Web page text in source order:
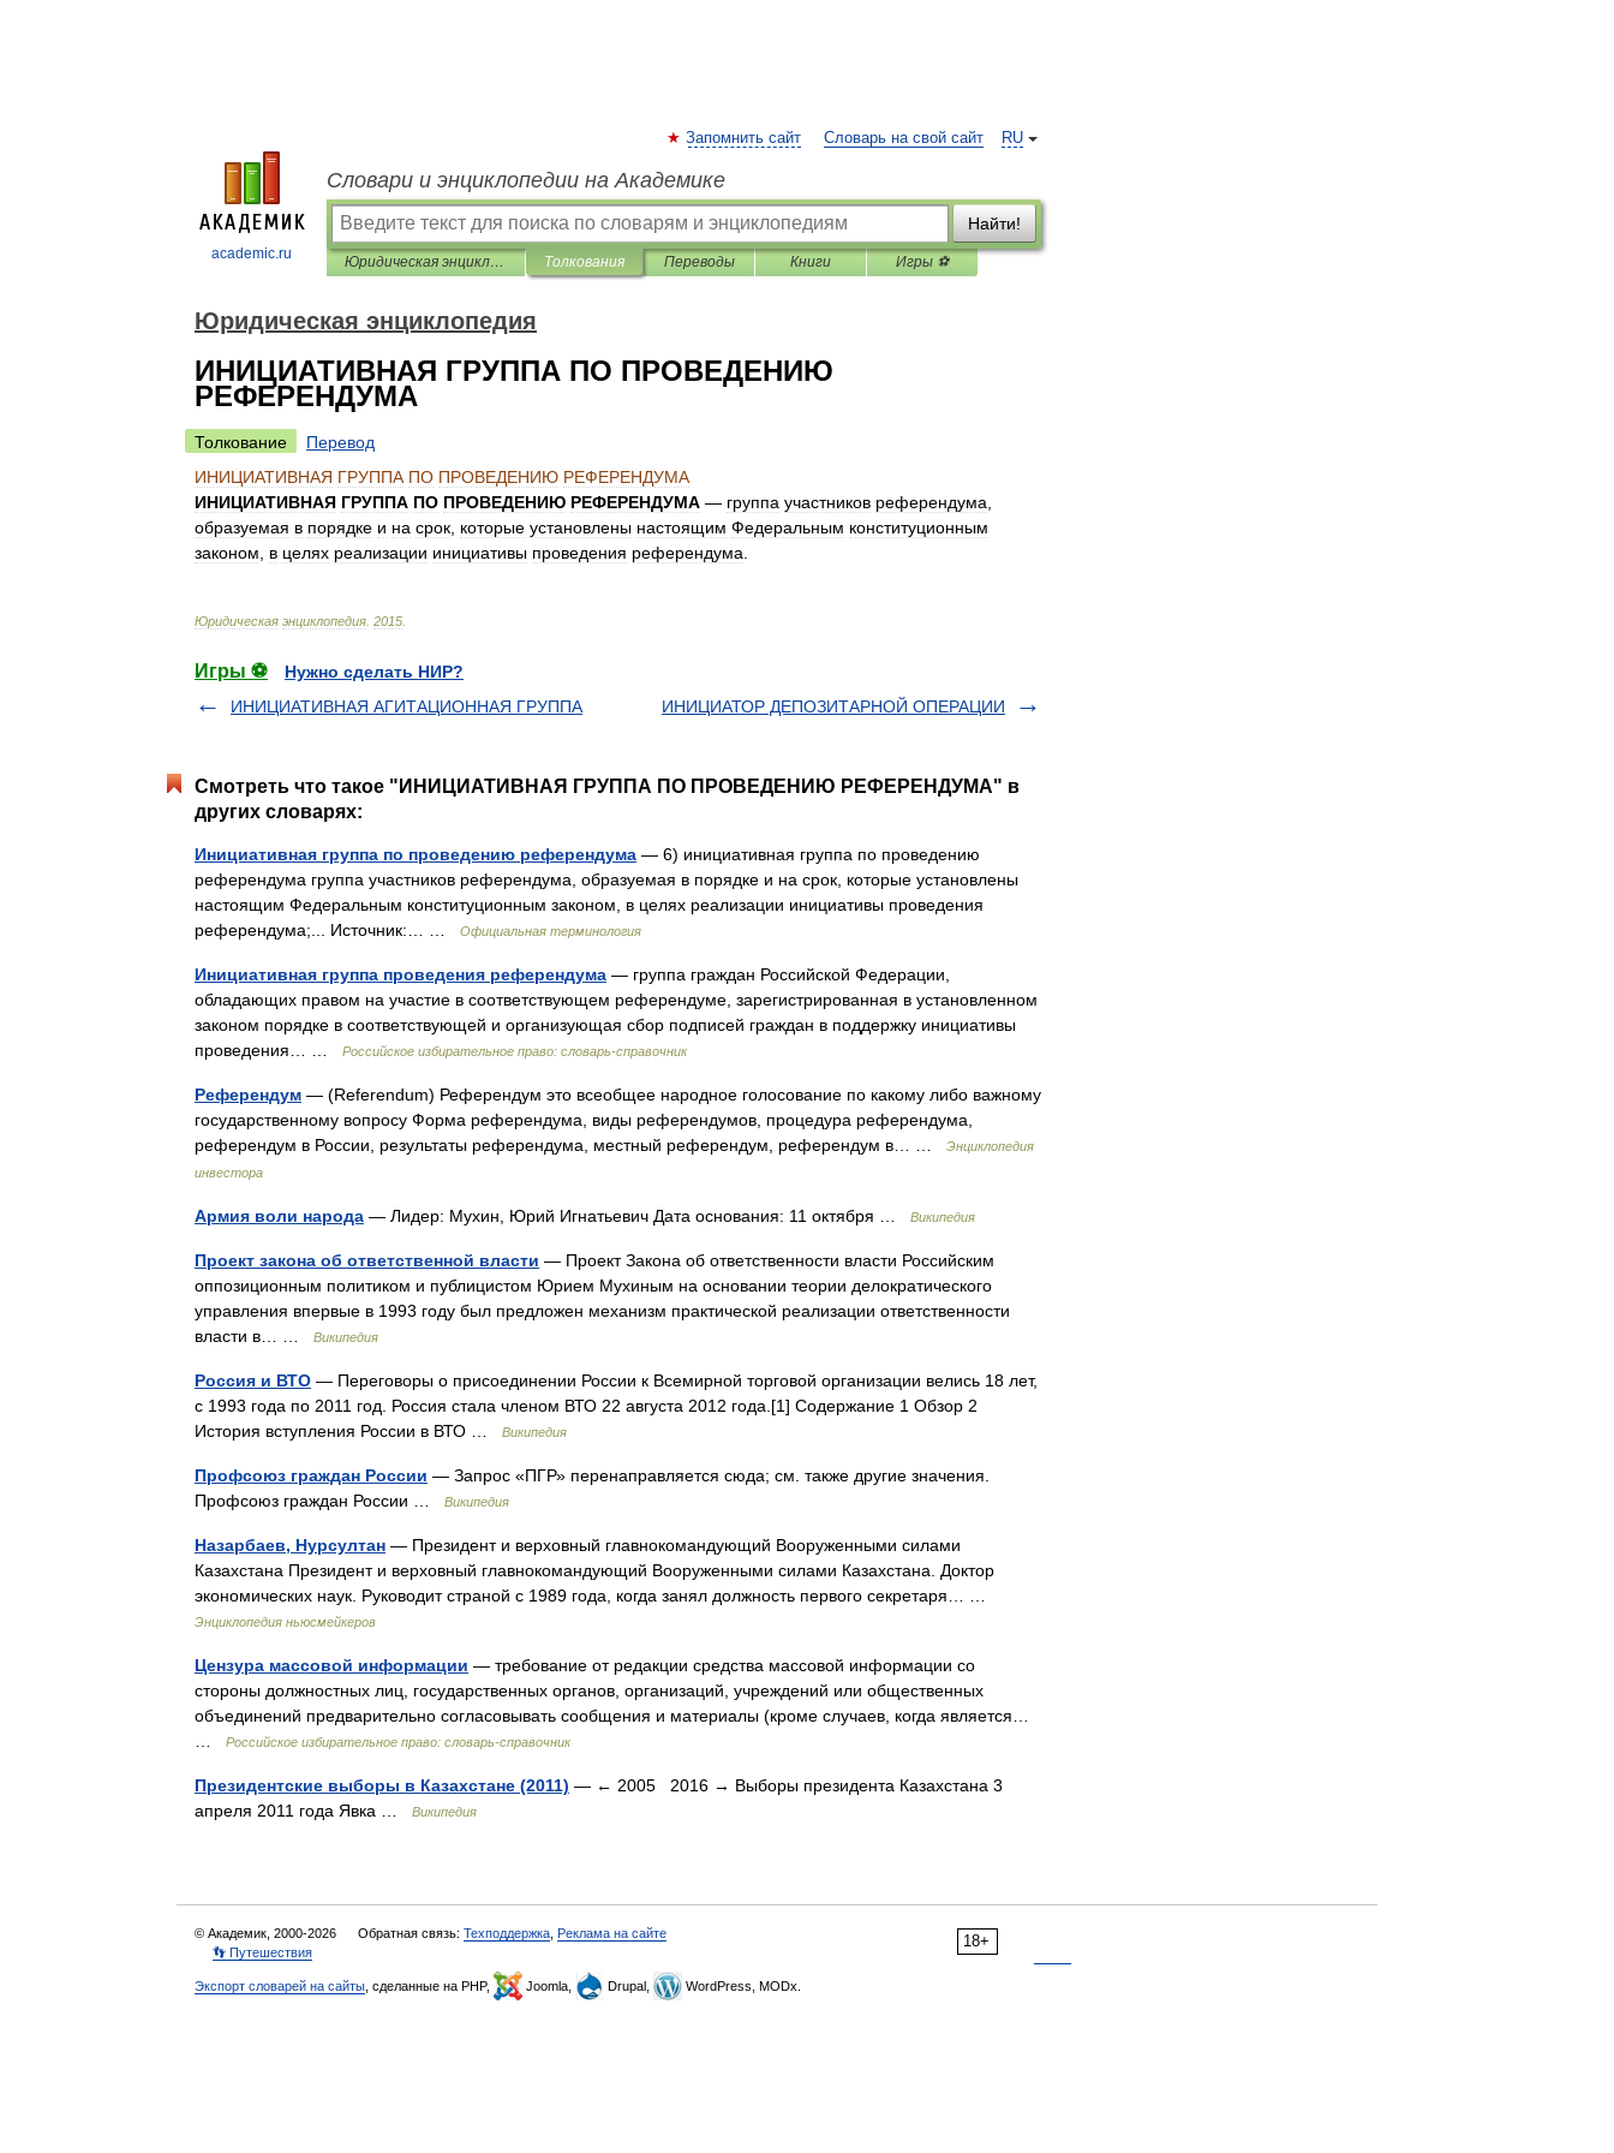
academic.ru
RU
Запомнить сайт Словарь на свой сайт
Словари и энциклопедии на Академике
Найти!
Юридическая энциклопедия Толкования Переводы Книги Игры ⚽
Юридическая энциклопедия
ИНИЦИАТИВНАЯ ГРУППА ПО ПРОВЕДЕНИЮ
РЕФЕРЕНДУМА
Толкование
Перевод
ИНИЦИАТИВНАЯ ГРУППА ПО ПРОВЕДЕНИЮ РЕФЕРЕНДУМА
ИНИЦИАТИВНАЯ ГРУППА ПО ПРОВЕДЕНИЮ РЕФЕРЕНДУМА — группа участников референдума
образуемая в порядке и на срок которые установлены настоящим Федеральным конституционным
законом
в целях реализации инициативы проведения референдума
Юридическая энциклопедия 2015
Игры ⚽
Нужно сделать НИР?
ИНИЦИАТИВНАЯ АГИТАЦИОННАЯ ГРУППА
ИНИЦИАТОР ДЕПОЗИТАРНОЙ ОПЕРАЦИИ
Смотреть что такое "ИНИЦИАТИВНАЯ ГРУППА ПО ПРОВЕДЕНИЮ РЕФЕРЕНДУМА" в
других словарях:
Инициативная группа по проведению референдума — 6) инициативная группа по проведению
референдума группа участников референдума, образуемая в порядке и на срок, которые установлены
настоящим Федеральным конституционным законом, в целях реализации инициативы проведения
референдума;... Источник:… …
Официальная терминология
Инициативная группа проведения референдума — группа граждан Российской Федерации,
обладающих правом на участие в соответствующем референдуме, зарегистрированная в установленном
законом порядке в соответствующей и организующая сбор подписей граждан в поддержку инициативы
проведения… …
Российское избирательное право: словарь-справочник
Референдум — (Referendum) Референдум это всеобщее народное голосование по какому либо важному
государственному вопросу Форма референдума, виды референдумов, процедура референдума,
референдум в России, результаты референдума, местный референдум, референдум в… …
Энциклопедия
инвестора
Армия воли народа — Лидер: Мухин, Юрий Игнатьевич Дата основания: 11 октября … Википедия
Проект закона об ответственной власти — Проект Закона об ответственности власти Российским
оппозиционным политиком и публицистом Юрием Мухиным на основании теории делократического
управления впервые в 1993 году был предложен механизм практической реализации ответственности
власти в… …
Википедия
Россия и ВТО — Переговоры о присоединении России к Всемирной торговой организации велись 18 лет,
с 1993 года по 2011 год. Россия стала членом ВТО 22 августа 2012 года.[1] Содержание 1 Обзор 2
История вступления России в ВТО …
Википедия
Профсоюз граждан России — Запрос «ПГР» перенаправляется сюда; см. также другие значения.
Профсоюз граждан России …
Википедия
Назарбаев, Нурсултан — Президент и верховный главнокомандующий Вооруженными силами
Казахстана Президент и верховный главнокомандующий Вооруженными силами Казахстана. Доктор
экономических наук. Руководит страной с 1989 года, когда занял должность первого секретаря… …
Энциклопедия ньюсмейкеров
Цензура массовой информации — требование от редакции средства массовой информации со
стороны должностных лиц, государственных органов, организаций, учреждений или общественных
объединений предварительно согласовывать сообщения и материалы (кроме случаев, когда является…
Российское избирательное право: словарь-справочник
Президентские выборы в Казахстане (2011) — ← 2005 2016 → Выборы президента Казахстана 3
апреля 2011 года Явка …
Википедия
18+
© Академик, 2000-2026 Обратная связь: Техподдержка Реклама на сайте
👣 Путешествия
Экспорт словарей на сайты , сделанные на PHP, Joomla, Drupal, WordPress, MODx.